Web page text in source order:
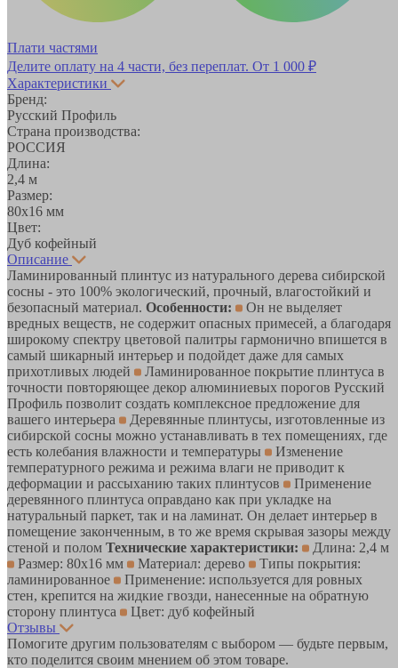
Плати частями
Делите оплату на 4 части, без переплат. От 1 000 ₽
Характеристики
Бренд:
Русский Профиль
Страна производства:
РОССИЯ
Длина:
2,4 м
Размер:
80х16 мм
Цвет:
Дуб кофейный
Описание
Ламинированный плинтус из натурального дерева сибирской
сосны - это 100% экологический, прочный, влагостойкий и
безопасный материал. Особенности:
Он не выделяет
вредных веществ, не содержит опасных примесей, а благодаря
широкому спектру цветовой палитры гармонично впишется в
самый шикарный интерьер и подойдет даже для самых
прихотливых людей
Ламинированное покрытие плинтуса в
точности повторяющее декор алюминиевых порогов Русский
Профиль позволит создать комплексное предложение для
вашего интерьера
Деревянные плинтусы, изготовленные из
сибирской сосны можно устанавливать в тех помещениях, где
есть колебания влажности и температуры
Изменение
температурного режима и режима влаги не приводит к
деформации и рассыханию таких плинтусов
Применение
деревянного плинтуса оправдано как при укладке на
натуральный паркет, так и на ламинат. Он делает интерьер в
помещение законченным, в то же время скрывая зазоры между
стеной и полом Технические характеристики:
Длина: 2,4 м
Размер: 80х16 мм
Материал: дерево
Типы покрытия:
ламинированное
Применение: используется для ровных
стен, крепится на жидкие гвозди, нанесенные на обратную
сторону плинтуса
Цвет: дуб кофейный
Отзывы
Помогите другим пользователям с выбором — будьте первым,
кто поделится своим мнением об этом товаре.